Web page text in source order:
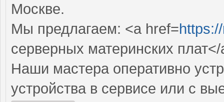
Москве.
Мы предлагаем: <a href=
серверных материнских плат</
Наши мастера оперативно
устройства в сервисе или с